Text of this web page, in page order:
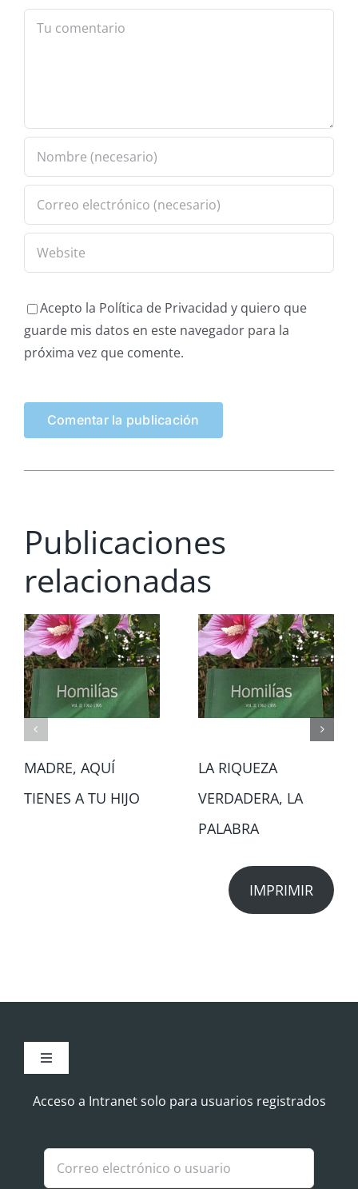
Comment
Acepto la Política de Privacidad y quiero que
guarde mis datos en este navegador para la
próxima vez que comente.
Publicaciones
relacionadas
MADRE, AQUÍ
TIENES A TU HIJO
LA RIQUEZA
VERDADERA, LA
PALABRA
IMPRIMIR
Toggle
Aviso Legal
Política de Cookies
Acceso a Intranet solo para usuarios registrados